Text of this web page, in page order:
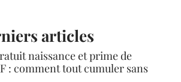
articles
naissance et prime de
: comment tout cumuler sans